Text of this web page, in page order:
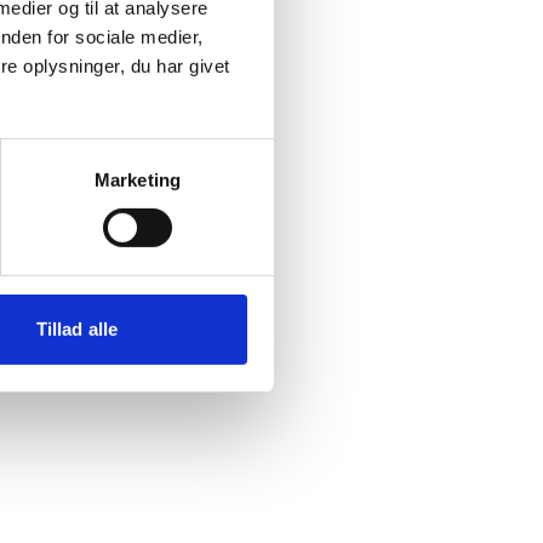
og til at analysere
for sociale medier,
oplysninger, du har givet
Marketing
Tillad alle